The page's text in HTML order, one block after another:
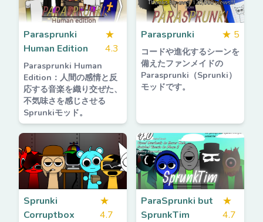
Parasprunki
Human Edition
★
4.3
Parasprunki Human
Edition：人間の感情と反
応する音楽を織り交ぜた、
不気味さを感じさせる
Sprunkiモッド。
Parasprunki ★ 5
コードや進化するシーンを
備えたファンメイドの
Parasprunki（Sprunki）
モッドです。
Sprunki
Corruptbox
★
4.7
ParaSprunki but
SprunkTim
★
4.7